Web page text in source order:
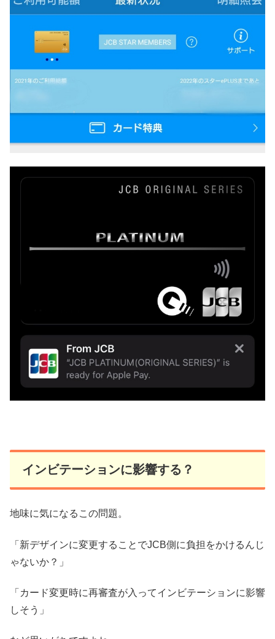
インビテーションに影響する？
地味に気になるこの問題。
「新デザインに変更することでJCB側に負担をかけるんじ
ゃないか？」
「カード変更時に再審査が入ってインビテーションに影響
しそう」